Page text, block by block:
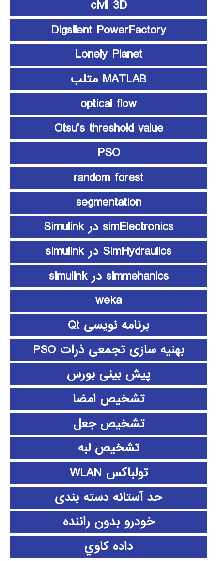
civil 3D
Digsilent PowerFactory
Lonely Planet
MATLAB متلب
optical flow
Otsu’s threshold value
PSO
random forest
segmentation
simElectronics در Simulink
SimHydraulics در simulink
simmehanics در simulink
weka
برنامه نویسی Qt
بهنیه سازی تجمعی ذرات PSO
پیش بینی بورس
تشخیص امضا
تشخیص جعل
تشخیص لبه
تولباکس WLAN
حد آستانه دسته بندی
خودرو بدون راننده
داده كاوي